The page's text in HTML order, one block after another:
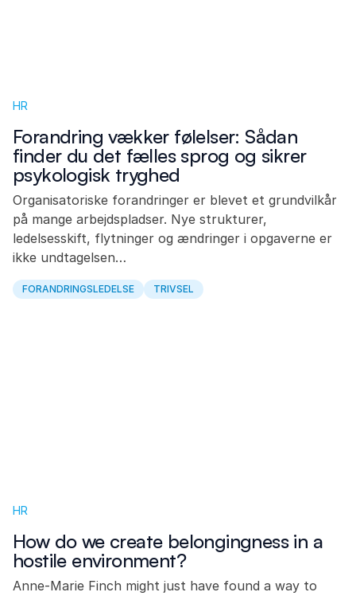
HR
Forandring vækker følelser: Sådan
finder du det fælles sprog og sikrer
psykologisk tryghed
Organisatoriske forandringer er blevet et grundvilkår
på mange arbejdspladser. Nye strukturer,
ledelsesskift, flytninger og ændringer i opgaverne er
ikke undtagelsen…
FORANDRINGSLEDELSE TRIVSEL
HR
How do we create belongingness in a
hostile environment?
Anne-Marie Finch might just have found a way to